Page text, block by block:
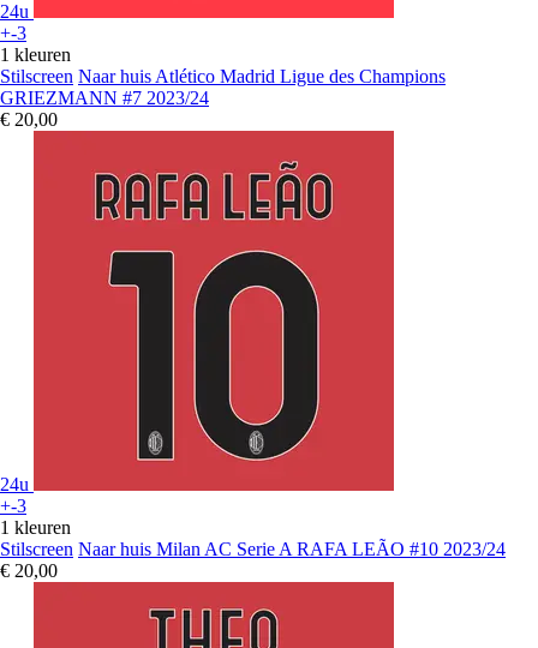
24u
+-3
1 kleuren
Stilscreen Naar huis Atlético Madrid Ligue des Champions
GRIEZMANN #7 2023/24
€ 20,00
24u
+-3
1 kleuren
Stilscreen Naar huis Milan AC Serie A RAFA LEÃO #10 2023/24
€ 20,00